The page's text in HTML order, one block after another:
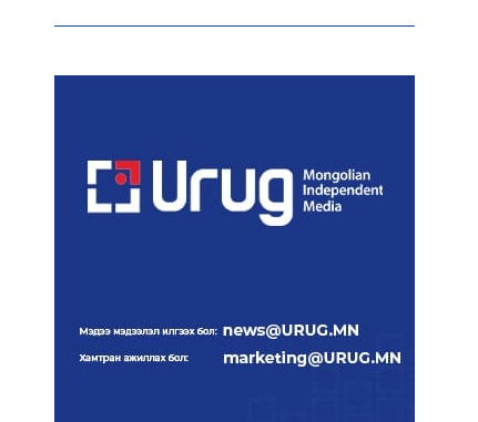
Голомт банк АНЭУ-ын
Эрчим хүчний сайд
Давхардсан